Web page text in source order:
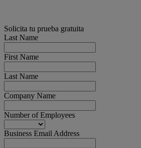
Solicita tu prueba gratuita
Last Name
First Name
Last Name
Company Name
Number of Employees
Business Email Address